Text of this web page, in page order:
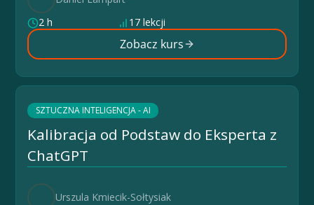
2 h
17 lekcji
Zobacz kurs
SZTUCZNA INTELIGENCJA - AI
Kalibracja od Podstaw do Eksperta z
ChatGPT
Urszula Kmiecik-Sołtysiak